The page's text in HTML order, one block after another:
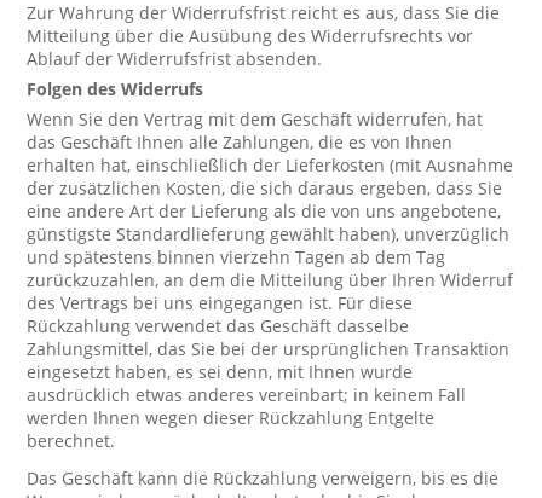
Zur Wahrung der Widerrufsfrist reicht es aus, dass Sie die
Mitteilung über die Ausübung des Widerrufsrechts vor
Ablauf der Widerrufsfrist absenden.
Folgen des Widerrufs
Wenn Sie den Vertrag mit dem Geschäft widerrufen, hat
das Geschäft Ihnen alle Zahlungen, die es von Ihnen
erhalten hat, einschließlich der Lieferkosten (mit Ausnahme
der zusätzlichen Kosten, die sich daraus ergeben, dass Sie
eine andere Art der Lieferung als die von uns angebotene,
günstigste Standardlieferung gewählt haben), unverzüglich
und spätestens binnen vierzehn Tagen ab dem Tag
zurückzuzahlen, an dem die Mitteilung über Ihren Widerruf
des Vertrags bei uns eingegangen ist. Für diese
Rückzahlung verwendet das Geschäft dasselbe
Zahlungsmittel, das Sie bei der ursprünglichen Transaktion
eingesetzt haben, es sei denn, mit Ihnen wurde
ausdrücklich etwas anderes vereinbart; in keinem Fall
werden Ihnen wegen dieser Rückzahlung Entgelte
berechnet.
Das Geschäft kann die Rückzahlung verweigern, bis es die